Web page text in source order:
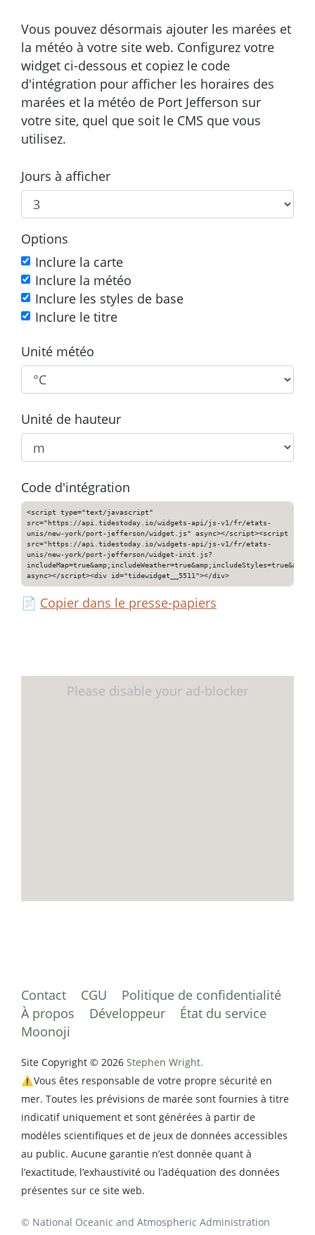
Vous pouvez désormais ajouter les marées et
la météo à votre site web. Configurez votre
widget ci-dessous et copiez le code
d'intégration pour afficher les horaires des
marées et la météo de Port Jefferson sur
votre site, quel que soit le CMS que vous
utilisez.
Jours à afficher
Options
Inclure la carte
Inclure la météo
Inclure les styles de base
Inclure le titre
Unité météo
Unité de hauteur
Code d'intégration
<script type="text/javascript"
src="https://api.tidestoday.io/widgets-api/js-v1/fr/etats-
unis/new-york/port-jefferson/widget.js" async></script><script
src="https://api.tidestoday.io/widgets-api/js-v1/fr/etats-
unis/new-york/port-jefferson/widget-init.js?
async></script><div id="tidewidget__5511"></div>
📄 Copier dans le presse-papiers
Contact CGU
Politique de confidentialité
À propos
Développeur
État du service
Moonoji
Site Copyright © 2026 Stephen Wright.
⚠️Vous êtes responsable de votre propre sécurité en
mer. Toutes les prévisions de marée sont fournies à titre
indicatif uniquement et sont générées à partir de
modèles scientifiques et de jeux de données accessibles
au public. Aucune garantie n’est donnée quant à
l’exactitude, l’exhaustivité ou l’adéquation des données
présentes sur ce site web.
© National Oceanic and Atmospheric Administration